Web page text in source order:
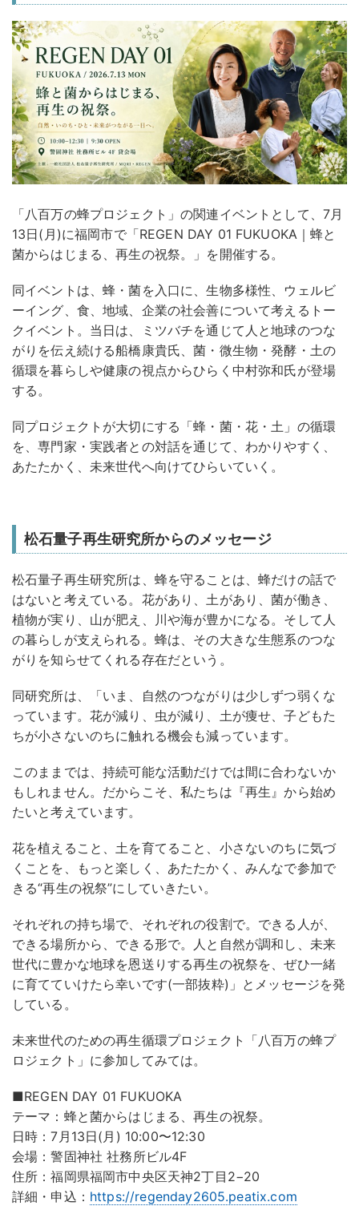
「八百万の蜂プロジェクト」の関連イベントとして、7月
13日(月)に福岡市で「REGEN DAY 01 FUKUOKA｜蜂と
菌からはじまる、再生の祝祭。」を開催する。
同イベントは、蜂・菌を入口に、生物多様性、ウェルビ
ーイング、食、地域、企業の社会善について考えるトー
クイベント。当日は、ミツバチを通じて人と地球のつな
がりを伝え続ける船橋康貴氏、菌・微生物・発酵・土の
循環を暮らしや健康の視点からひらく中村弥和氏が登場
する。
同プロジェクトが大切にする「蜂・菌・花・土」の循環
を、専門家・実践者との対話を通じて、わかりやすく、
あたたかく、未来世代へ向けてひらいていく。
松石量子再生研究所からのメッセージ
松石量子再生研究所は、蜂を守ることは、蜂だけの話で
はないと考えている。花があり、土があり、菌が働き、
植物が実り、山が肥え、川や海が豊かになる。そして人
の暮らしが支えられる。蜂は、その大きな生態系のつな
がりを知らせてくれる存在だという。
同研究所は、「いま、自然のつながりは少しずつ弱くな
っています。花が減り、虫が減り、土が痩せ、子どもた
ちが小さないのちに触れる機会も減っています。
このままでは、持続可能な活動だけでは間に合わないか
もしれません。だからこそ、私たちは『再生』から始め
たいと考えています。
花を植えること、土を育てること、小さないのちに気づ
くことを、もっと楽しく、あたたかく、みんなで参加で
きる“再生の祝祭”にしていきたい。
それぞれの持ち場で、それぞれの役割で。できる人が、
できる場所から、できる形で。人と自然が調和し、未来
世代に豊かな地球を恩送りする再生の祝祭を、ぜひ一緒
に育てていけたら幸いです(一部抜粋)」とメッセージを発
している。
未来世代のための再生循環プロジェクト「八百万の蜂プ
ロジェクト」に参加してみては。
■REGEN DAY 01 FUKUOKA
テーマ：蜂と菌からはじまる、再生の祝祭。
日時：7月13日(月) 10:00〜12:30
会場：警固神社 社務所ビル4F
住所：福岡県福岡市中央区天神2丁目2−20
詳細・申込： https://regenday2605.peatix.com